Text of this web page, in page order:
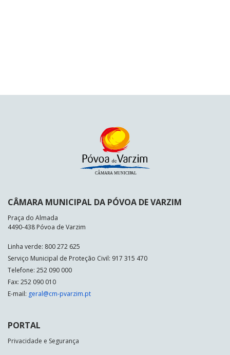
CÂMARA MUNICIPAL DA PÓVOA DE VARZIM
Praça do Almada
4490-438 Póvoa de Varzim
Linha verde: 800 272 625
Serviço Municipal de Proteção Civil: 917 315 470
Telefone: 252 090 000
Fax: 252 090 010
E-mail: geral@cm-pvarzim.pt
PORTAL
Privacidade e Segurança